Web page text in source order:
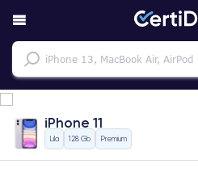
iPhone 11
Lila 128 Gb Premium